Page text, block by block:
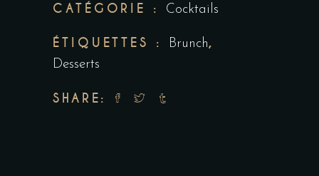
CATÉGORIE : Cocktails
ÉTIQUETTES : Brunch,
Desserts
SHARE: